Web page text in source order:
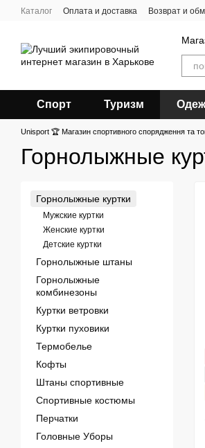
Перейти к основному контенту
Каталог Оплата и доставка Возврат и
Спорт Туризм
Unisport 🏆 Магазин спортивного спорядження та
Горнолыжные
Горнолыжные куртки
Мужские куртки
Женские куртки
Детские куртки
Горнолыжные штаны
Горнолыжные
комбинезоны
Куртки ветровки
Куртки пуховики
Термобелье
Кофты
Штаны спортивные
Спортивные костюмы
Перчатки
Головные Уборы